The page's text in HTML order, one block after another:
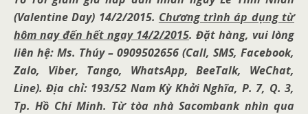
(Valentine Day) 14/2/2015. Chương trình áp dụng từ
hôm nay đến hết ngay 14/2/2015. Đặt hàng, vui lòng
liên hệ: Ms. Thúy – 0909502656 (Call, SMS, Facebook,
Zalo, Viber, Tango, WhatsApp, BeeTalk, WeChat,
Line). Địa chỉ: 193/52 Nam Kỳ Khởi Nghĩa, P. 7, Q. 3,
Tp. Hồ Chí Minh. Từ tòa nhà Sacombank nhìn qua